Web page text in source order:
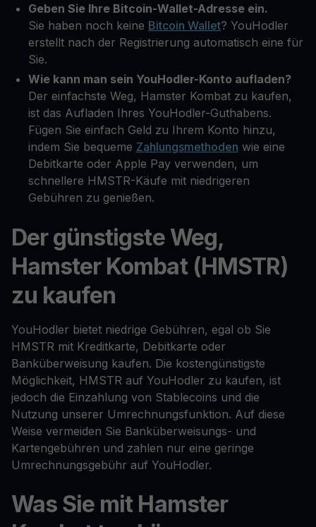
Geben Sie Ihre Bitcoin-Wallet-Adresse ein.
Sie haben noch keine Bitcoin Wallet? YouHodler
erstellt nach der Registrierung automatisch eine für
Sie.
Wie kann man sein YouHodler-Konto aufladen?
Der einfachste Weg, Hamster Kombat zu kaufen,
ist das Aufladen Ihres YouHodler-Guthabens.
Fügen Sie einfach Geld zu Ihrem Konto hinzu,
indem Sie bequeme Zahlungsmethoden wie eine
Debitkarte oder Apple Pay verwenden, um
schnellere HMSTR-Käufe mit niedrigeren
Gebühren zu genießen.
Der günstigste Weg,
Hamster Kombat (HMSTR)
zu kaufen
YouHodler bietet niedrige Gebühren, egal ob Sie
HMSTR mit Kreditkarte, Debitkarte oder
Banküberweisung kaufen. Die kostengünstigste
Möglichkeit, HMSTR auf YouHodler zu kaufen, ist
jedoch die Einzahlung von Stablecoins und die
Nutzung unserer Umrechnungsfunktion. Auf diese
Weise vermeiden Sie Banküberweisungs- und
Kartengebühren und zahlen nur eine geringe
Umrechnungsgebühr auf YouHodler.
Was Sie mit Hamster